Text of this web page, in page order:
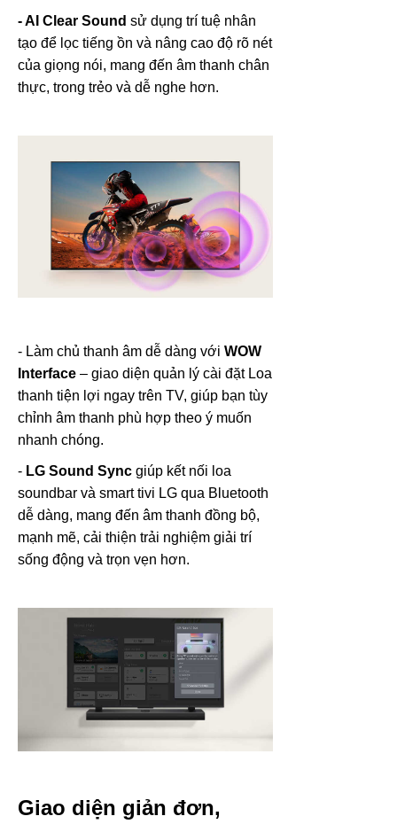
- AI Clear Sound sử dụng trí tuệ nhân
tạo để lọc tiếng ồn và nâng cao độ rõ nét
của giọng nói, mang đến âm thanh chân
thực, trong trẻo và dễ nghe hơn.
- Làm chủ thanh âm dễ dàng với WOW
Interface – giao diện quản lý cài đặt Loa
thanh tiện lợi ngay trên TV, giúp bạn tùy
chỉnh âm thanh phù hợp theo ý muốn
nhanh chóng.
- LG Sound Sync giúp kết nối loa
soundbar và smart tivi LG qua Bluetooth
dễ dàng, mang đến âm thanh đồng bộ,
mạnh mẽ, cải thiện trải nghiệm giải trí
sống động và trọn vẹn hơn.
Giao diện giản đơn,